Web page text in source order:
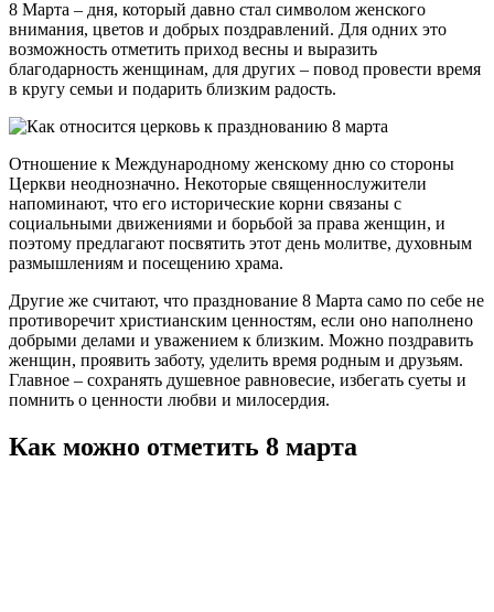
8 Марта – дня, который давно стал символом женского
внимания, цветов и добрых поздравлений. Для одних это
возможность отметить приход весны и выразить
благодарность женщинам, для других – повод провести время
в кругу семьи и подарить близким радость.
Отношение к Международному женскому дню со стороны
Церкви неоднозначно. Некоторые священнослужители
напоминают, что его исторические корни связаны с
социальными движениями и борьбой за права женщин, и
поэтому предлагают посвятить этот день молитве, духовным
размышлениям и посещению храма.
Другие же считают, что празднование 8 Марта само по себе не
противоречит христианским ценностям, если оно наполнено
добрыми делами и уважением к близким. Можно поздравить
женщин, проявить заботу, уделить время родным и друзьям.
Главное – сохранять душевное равновесие, избегать суеты и
помнить о ценности любви и милосердия.
Как можно отметить 8 марта